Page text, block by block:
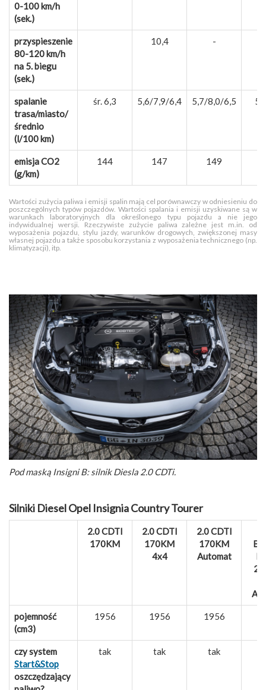
0-100 km/h
(sek.)
przyspieszenie
80-120 km/h
na 5. biegu
(sek.)
10,4 -
spalanie
trasa/miasto/
średnio
(l/100 km)
śr. 6,3 5,6/7,9/6,4 5,7/8,0/6,5
emisja CO2
(g/km)
144 147 149
Wartości zużycia paliwa i emisji spalin mają cel porównawczy w odniesieniu do
poszczególnych typów pojazdów. Wartości spalania i emisji uzyskiwane są w
warunkach laboratoryjnych dla określonego typu pojazdu a nie jego
indywidualnej wersji. Rzeczywiste zużycie paliwa zależne jest m.in. od
wyposażenia pojazdu, stylu jazdy, warunków drogowych, zwiększonej masy
własnej pojazdu a także sposobu korzystania z wyposażenia technicznego (np.
klimatyzacji), itp.
Pod maską Insigni B: silnik Diesla 2.0 CDTi.
Silniki Diesel Opel Insignia Country Tourer
2.0 CDTI
170KM
2.0 CDTI
170KM
4x4
2.0 CDTI
170KM
Automat
pojemność
(cm3)
1956 1956 1956
czy system
Start&Stop
oszczędzający
tak tak tak